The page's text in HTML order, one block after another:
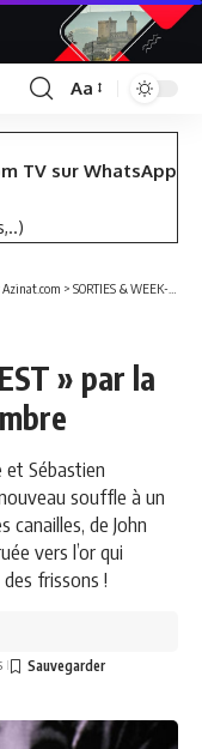
Font
Resizer
Aa
TV sur WhatsApp
Azinat.com > SORTIES & WEEK-END
» par la
et Sébastien
souffle à un
de John
vers l’or qui
frissons !